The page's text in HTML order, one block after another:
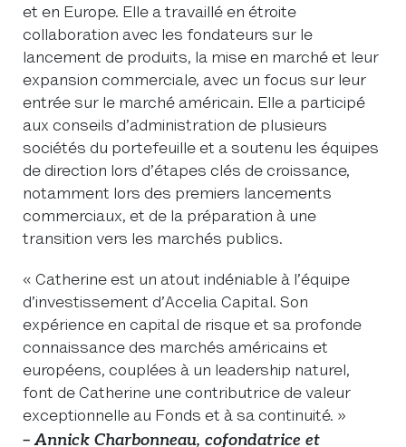
et en Europe. Elle a travaillé en étroite
collaboration avec les fondateurs sur le
lancement de produits, la mise en marché et leur
expansion commerciale, avec un focus sur leur
entrée sur le marché américain. Elle a participé
aux conseils d’administration de plusieurs
sociétés du portefeuille et a soutenu les équipes
de direction lors d’étapes clés de croissance,
notamment lors des premiers lancements
commerciaux, et de la préparation à une
transition vers les marchés publics.
« Catherine est un atout indéniable à l’équipe
d’investissement d’Accelia Capital. Son
expérience en capital de risque et sa profonde
connaissance des marchés américains et
européens, couplées à un leadership naturel,
font de Catherine une contributrice de valeur
exceptionnelle au Fonds et à sa continuité. »
– Annick Charbonneau, cofondatrice et